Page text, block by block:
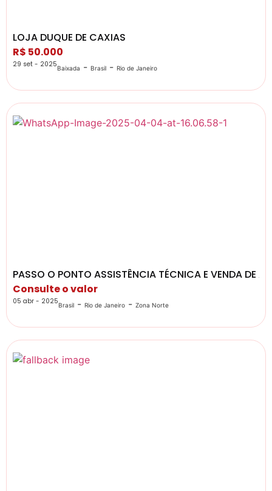
LOJA DUQUE DE CAXIAS
R$ 50.000
29 set - 2025Baixada - Brasil - Rio de Janeiro
PASSO O PONTO ASSISTÊNCIA TÉCNICA E VENDA DE
Consulte o valor
05 abr - 2025Brasil - Rio de Janeiro - Zona Norte